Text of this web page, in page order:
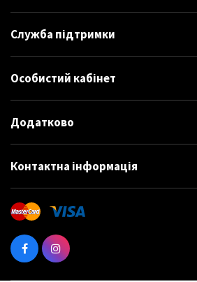
Служба підтримки
Особистий кабінет
Додатково
Контактна інформація